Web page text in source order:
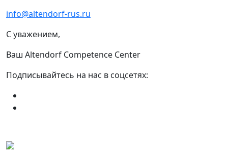
info@altendorf-rus.ru
С уважением,
Ваш Altendorf Competence Сenter
Подписывайтесь на нас в соцсетях: